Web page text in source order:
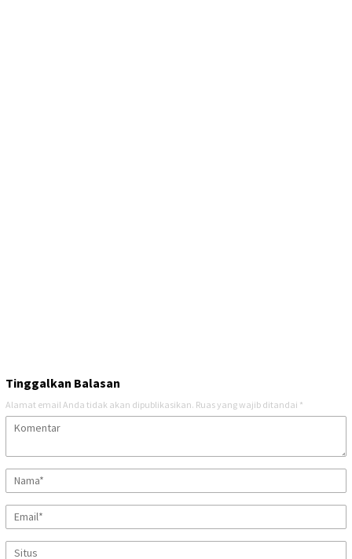
Tinggalkan Balasan
Alamat email Anda tidak akan dipublikasikan. Ruas yang wajib ditandai *